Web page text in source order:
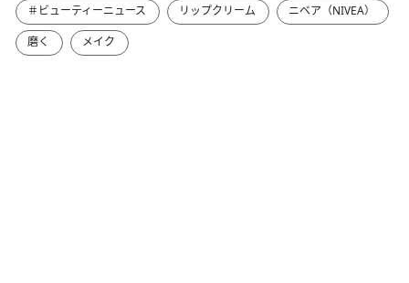
＃ビューティーニュース リップクリーム
ニベア（NIVEA）
磨く
メイク